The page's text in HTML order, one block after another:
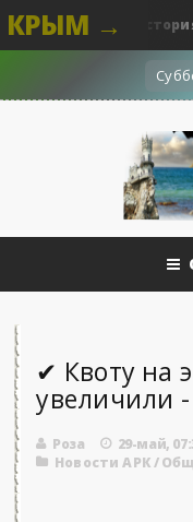
КРЫМ →
Наши - «История»...
✔ Квоту на
увеличили
Роза 29-май,
Новости АРК/